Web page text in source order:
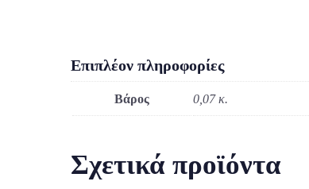
Επιπλέον πληροφορίες
Βάρος 0,07 κ.
Σχετικά προϊόντα